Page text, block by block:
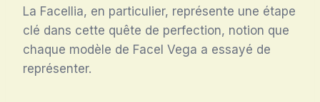
La Facellia, en particulier, représente une étape
clé dans cette quête de perfection, notion que
chaque modèle de Facel Vega a essayé de
représenter.